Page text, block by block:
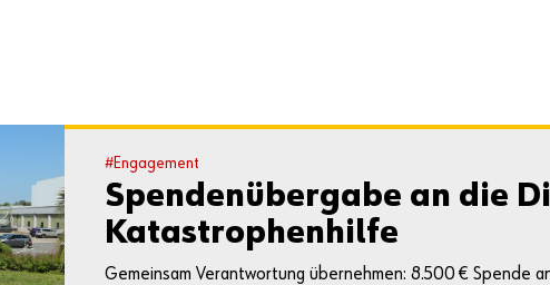
#Engagement
Spendenübergabe an die
Katastrophenhilfe
Gemeinsam Verantwortung übernehmen: 8.500 € Spende